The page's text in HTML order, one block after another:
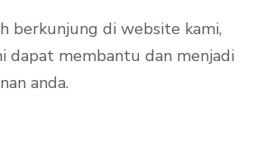
berkunjung di website kami,
dapat membantu dan menjadi
anda.